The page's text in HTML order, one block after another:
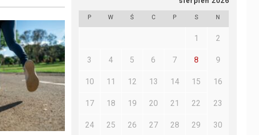
P W Ś C P S N
1 2
3 4 5 6 7 8 9
10 11 12 13 14 15 16
17 18 19 20 21 22 23
24 25 26 27 28 29 30